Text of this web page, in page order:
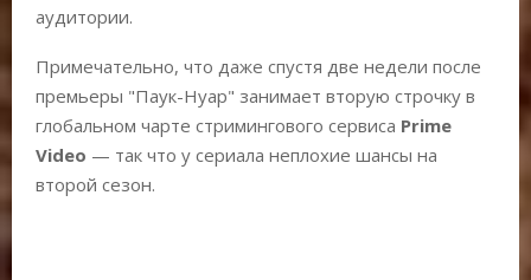
аудитории.
Примечательно, что даже спустя две недели после
премьеры "Паук-Нуар" занимает вторую строчку в
глобальном чарте стримингового сервиса Prime
Video — так что у сериала неплохие шансы на
второй сезон.